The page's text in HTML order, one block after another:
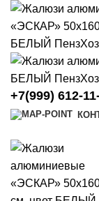
+7(999) 612-